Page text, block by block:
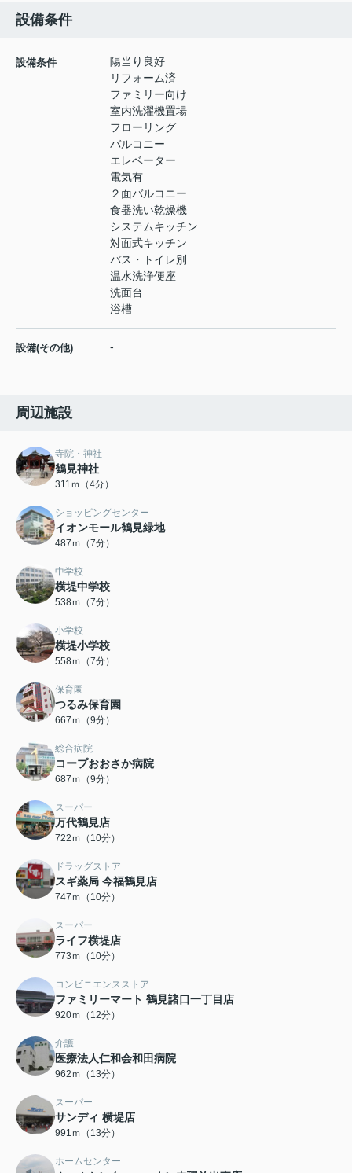
設備条件
設備条件
陽当り良好
リフォーム済
ファミリー向け
室内洗濯機置場
フローリング
バルコニー
エレベーター
電気有
２面バルコニー
食器洗い乾燥機
システムキッチン
対面式キッチン
バス・トイレ別
温水洗浄便座
洗面台
浴槽
設備(その他) -
周辺施設
寺院・神社
鶴見神社
311ｍ（4分）
ショッピングセンター
イオンモール鶴見緑地
487ｍ（7分）
中学校
横堤中学校
538ｍ（7分）
小学校
横堤小学校
558ｍ（7分）
保育園
つるみ保育園
667ｍ（9分）
総合病院
コープおおさか病院
687ｍ（9分）
スーパー
万代鶴見店
722ｍ（10分）
ドラッグストア
スギ薬局 今福鶴見店
747ｍ（10分）
スーパー
ライフ横堤店
773ｍ（10分）
コンビニエンスストア
ファミリーマート 鶴見諸口一丁目店
920ｍ（12分）
介護
医療法人仁和会和田病院
962ｍ（13分）
スーパー
サンディ 横堤店
991ｍ（13分）
ホームセンター